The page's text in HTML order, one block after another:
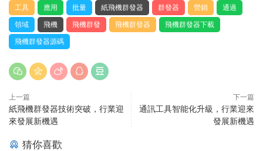
工具
應用 批量 紙飛機群發器 群發器 營銷
通過
領域
飛機 飛機群發 飛機群發器
飛機群發器下載
飛機群發器源碼
上一篇
紙飛機群發器技術突破，行業迎
來發展新機遇
下一篇
通訊工具智能化升級，行業迎來
發展新機遇
猜你喜歡